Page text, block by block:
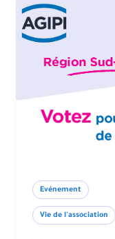
Evénement
Vie de l'association